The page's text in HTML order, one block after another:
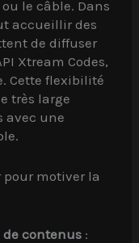
le câble. Dans
accueillir des
de diffuser
Xtream Codes,
Cette flexibilité
très large
avec une
pour motiver la
de contenus :